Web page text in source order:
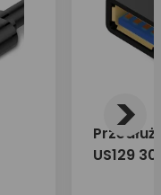
US129
>